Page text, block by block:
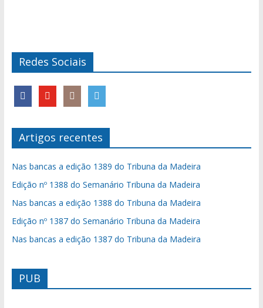
Redes Sociais
Artigos recentes
Nas bancas a edição 1389 do Tribuna da Madeira
Edição nº 1388 do Semanário Tribuna da Madeira
Nas bancas a edição 1388 do Tribuna da Madeira
Edição nº 1387 do Semanário Tribuna da Madeira
Nas bancas a edição 1387 do Tribuna da Madeira
PUB